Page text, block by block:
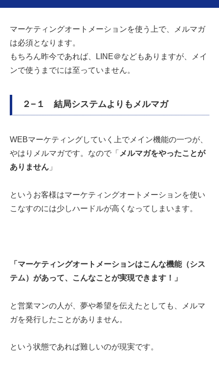
マーケティングオートメーションを使う上で、メルマガ
は必須となります。
もちろん昨今であれば、
LINE＠などもありますが、メイ
ンで使うまでには至っていません。
２−１ 結局システムよりもメルマガ
WEBマーケティングしていく上でメイン機能の一つが、
やはりメルマガです。なので「 メルマガをやったことが
ありません 」
というお客様はマーケティングオートメーションを使い
こなすのには少しハードルが高くなってしまいます。
「マーケティングオートメーションはこんな機能（シス
テム）があって、こんなことが実現できます！」
と営業マンの人が、夢や希望を伝えたとしても、メルマ
ガを発行したことがありません。
という状態であれば難しいのが現実です。